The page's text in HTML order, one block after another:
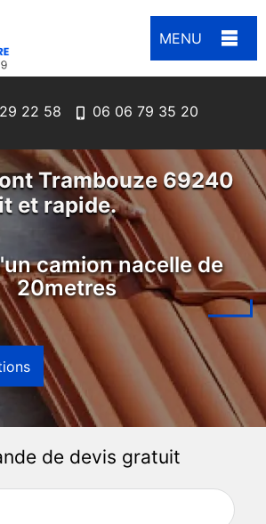
MENU
22 58 06 06 79 35 20
Trambouze 69240
et rapide.
camion nacelle de
20metres
de devis gratuit